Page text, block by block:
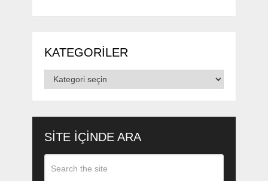
KATEGORILER
Kategoriler
SITE IÇINDE ARA